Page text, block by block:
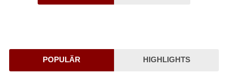
POPULÄR HIGHLIGHTS